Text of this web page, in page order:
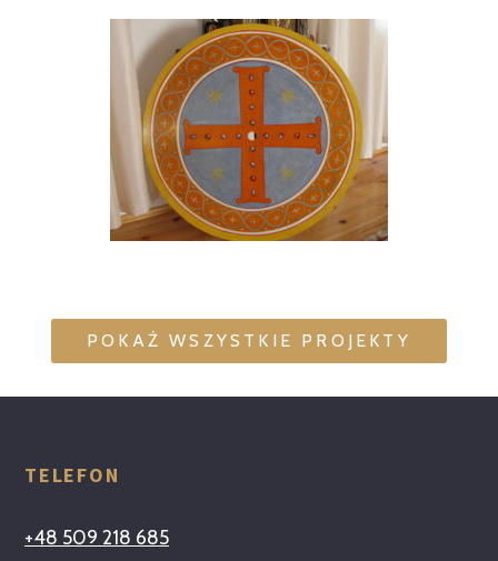
POKAŻ WSZYSTKIE PROJEKTY
TELEFON
+48 509 218 685